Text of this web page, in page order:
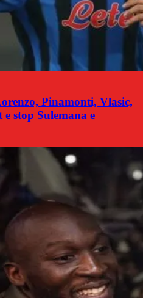
Pinamonti, Vlasic,
stop Sulemana e